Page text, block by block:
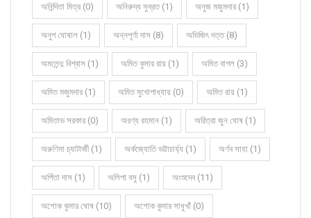
অনিন্দিতা মিত্র (0) অনিরুদ্ধ সুব্রত (1) অনুজ মজুমদার (1)
অনুপ ঘোষাল (1) অন্নপূর্ণা দাস (8) অভিজিৎ দত্ত (8)
অমলেন্দু বিশ্বাস (1) অমিত কুমার রায় (1) অমিত বাগল (3)
অমিত মজুমদার (1) অমিত মুখোপাধ্যায় (0) অমিত রায় (1)
অমিতাভ সরকার (0) অরণ্য রহমান (1) অরিত্রা জুন ঘোষ (1)
অরুণিমা চ্যাটার্জী (1) অর্কজ্যোতি ভট্টাচার্য্য (1) অর্ণব সাহা (1)
অর্পিতা দাস (1) অলিপা বসু (1) অংশুদেব (11)
অশোক কুমার ঘোষ (10) অশোক কুমার সাধুখাঁ (0)